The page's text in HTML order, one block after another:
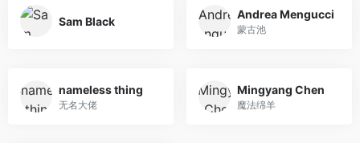
Sam Black
Andrea Mengucci
蒙古池
nameless thing
无名大佬
Mingyang Chen
魔法绵羊